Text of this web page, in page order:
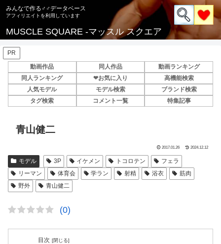
みんなで作る♂♂データベース
MUSCLE SQUARE -マッスル スクエア
PR
動画作品
同人作品
動画ランキング
同人ランキング
❤お気に入り
高機能検索
人気モデル
モデル検索
ブランド検索
タグ検索
コメント一覧 特集記事
青山健二
2017.01.26 2024.12.12
モデル 3P イケメン トコロテン
フェラ
リーマン
体育会 学ラン 射精 浴衣
筋肉
野外
青山健二
(0)
目次